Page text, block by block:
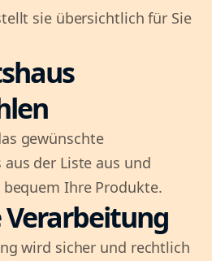
sie übersichtlich für Sie
gewünschte
aus der Liste aus und
bequem Ihre Produkte.
Verarbeitung
wird sicher und rechtlich